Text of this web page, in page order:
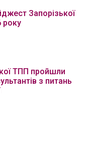
Запорізької
року
ТПП пройшли
з питань